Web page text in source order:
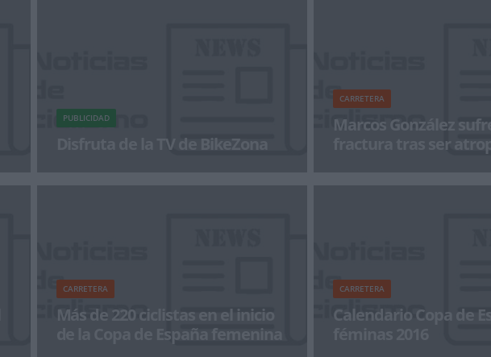
PUBLICIDAD
Disfruta de la TV de BikeZona
CARRETERA
Marcos González
fractura tras ser
CARRETERA
Más de 220 ciclistas en el inicio
de la Copa de España femenina
CARRETERA
Calendario Copa de